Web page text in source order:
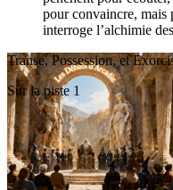
pour convaincre, mais
interroge l’alchimie
Transe, Possession, et
Sur la piste 1